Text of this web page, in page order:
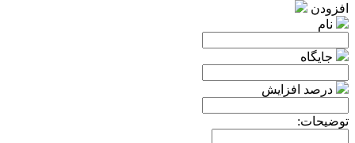
افزودن
نام
جایگاه
درصد افزایش
توضیحات: